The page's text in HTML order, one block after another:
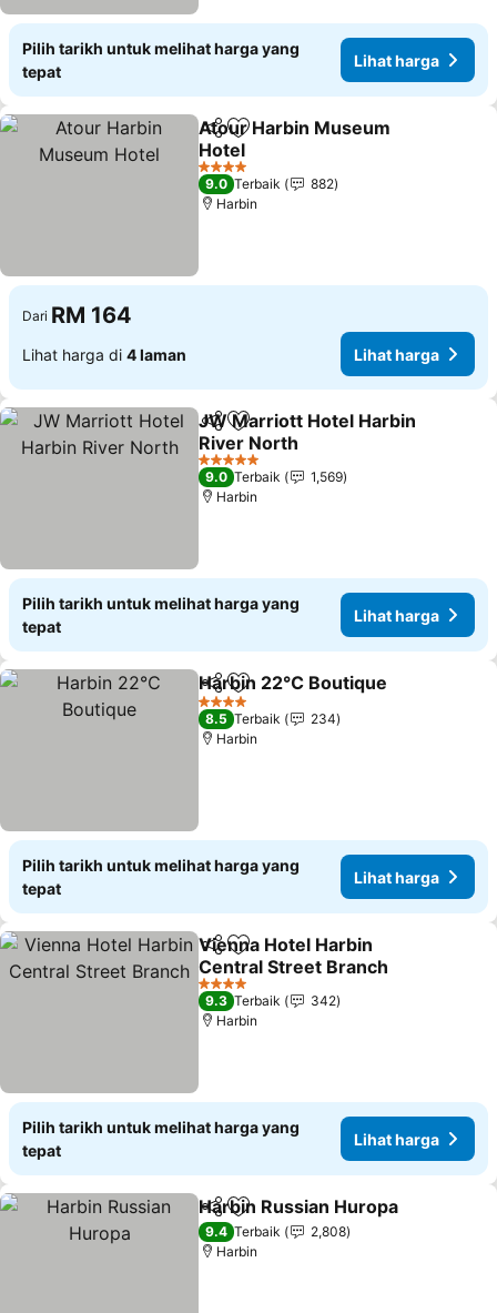
Pilih tarikh untuk melihat harga yang
tepat
Lihat harga
KongsiTambah ke favorit
Atour Harbin Museum
Hotel
4 Bintang
9.0 Terbaik
882
Harbin
Dari RM 164
Lihat harga di 4 laman Lihat harga
KongsiTambah ke favorit
JW Marriott Hotel Harbin
River North
5 Bintang
9.0 Terbaik
1,569
Harbin
Pilih tarikh untuk melihat harga yang
tepat
Lihat harga
KongsiTambah ke favorit
Harbin 22℃ Boutique
4 Bintang
8.5 Terbaik
234
Harbin
Pilih tarikh untuk melihat harga yang
tepat
Lihat harga
KongsiTambah ke favorit
Vienna Hotel Harbin
Central Street Branch
4 Bintang
9.3 Terbaik
342
Harbin
Pilih tarikh untuk melihat harga yang
tepat
Lihat harga
KongsiTambah ke favorit
Harbin Russian Huropa
9.4 Terbaik
2,808
Harbin